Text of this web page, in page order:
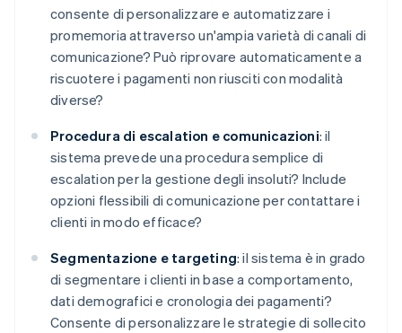
consente di personalizzare e automatizzare i
promemoria attraverso un'ampia varietà di canali di
comunicazione? Può riprovare automaticamente a
riscuotere i pagamenti non riusciti con modalità
diverse?
Procedura di escalation e comunicazioni: il
sistema prevede una procedura semplice di
escalation per la gestione degli insoluti? Include
opzioni flessibili di comunicazione per contattare i
clienti in modo efficace?
Segmentazione e targeting: il sistema è in grado
di segmentare i clienti in base a comportamento,
dati demografici e cronologia dei pagamenti?
Consente di personalizzare le strategie di sollecito